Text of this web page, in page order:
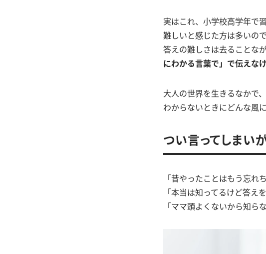
実はこれ、小学校高学年で
難しいと感じた方は多いの
答えの難しさは去ることなが
にわかる言葉で」で伝えな
大人の世界を生きるなかで
わからないときにどんな風
つい言ってしまい
「昔やったことはもう忘れ
「本当は知ってるけど答え
「ママ頭よくないから知らな